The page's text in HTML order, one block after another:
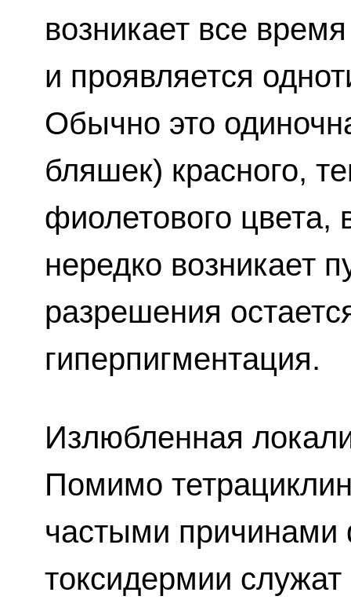
возникает все
и проявляется
Обычно это
бляшек) красного,
фиолетового цвета,
нередко возникает
разрешения
гиперпигментация.
Излюбленная
Помимо
частыми причинами
токсидермии